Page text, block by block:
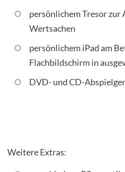
persönlichem Tresor
Wertsachen
persönlichem iPad am
Flachbildschirm in
DVD- und CD-
Weitere Extras: